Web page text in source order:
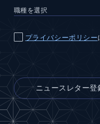
プライバシーポリシー